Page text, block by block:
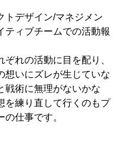
デザイン/マネジメン
ティブチームでの活動報
れの活動に目を配り、
想いにズレが生じていな
戦術に無理がないかな
を練り直して行くのもプ
の仕事です。